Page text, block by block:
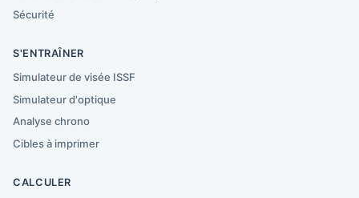
Sécurité
S'ENTRAÎNER
Simulateur de visée ISSF
Simulateur d'optique
Analyse chrono
Cibles à imprimer
CALCULER